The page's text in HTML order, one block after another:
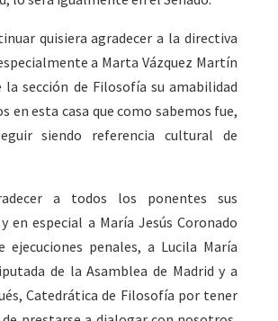
quisiera agradecer a la directiva
a Marta Vázquez Martín
la sección de Filosofía su amabilidad
en esta casa que como sabemos fue,
siendo referencia cultural de
a todos los ponentes sus
en especial a María Jesús Coronado
ejecuciones penales, a Lucila María
de la Asamblea de Madrid y a
Catedrática de Filosofía por tener